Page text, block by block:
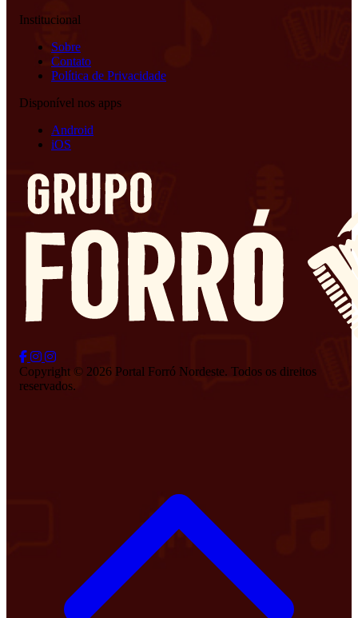
Institucional
Sobre
Contato
Política de Privacidade
Disponível nos apps
Android
iOS
Copyright © 2026 Portal Forró Nordeste. Todos os direitos
reservados.